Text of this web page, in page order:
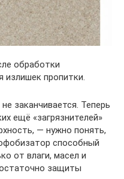
обработки
излишек пропитки.
заканчивается. Теперь
ещё «загрязнителей»
— нужно понять,
способный
от влаги, масел и
защиты